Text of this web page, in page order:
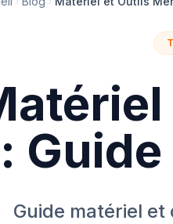
:
Guide matériel